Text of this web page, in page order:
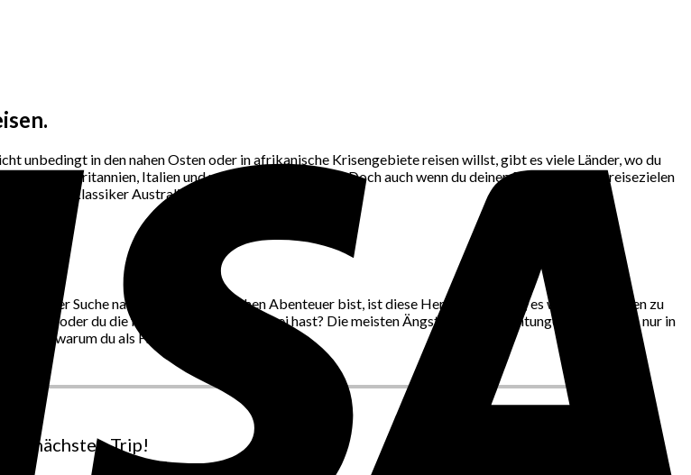
unbedingt in den nahen Osten oder in afrikanische Krisengebiete reisen willst, gibt es viele Länder, wo du
Großbritannien, Italien und natürlich Deutschland. Doch auch wenn du deinen Durst nach Fernreisezielen
Reiseklassiker Australien.
auf der Suche nach einem fantastischen Abenteuer bist, ist diese Herausforderung es wert genommen zu
ist oder du die falschen Klamotten dabei hast? Die meisten Ängste und Befürchtungen spielen sich nur in
warum du als Frau allein reisen solltest.
nächsten Trip!